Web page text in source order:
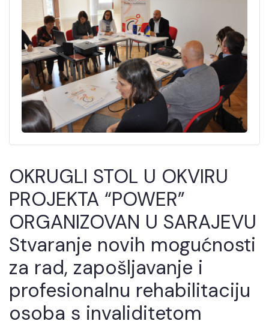
OKRUGLI STOL U OKVIRU
PROJEKTA “POWER”
ORGANIZOVAN U SARAJEVU
Stvaranje novih mogućnosti
za rad, zapošljavanje i
profesionalnu rehabilitaciju
osoba s invaliditetom